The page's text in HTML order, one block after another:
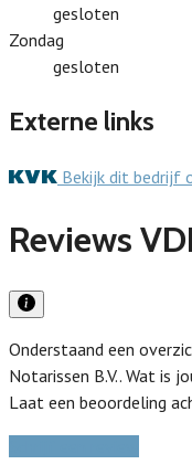
gesloten
Zondag
gesloten
Externe links
Bekijk dit bedrijf
Reviews
Onderstaand een
Notarissen B.V.. Wat is
Laat een beoordeling